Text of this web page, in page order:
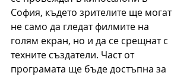
София, където зрителите ще могат
не само да гледат филмите на
голям екран, но и да се срещнат с
техните създатели. Част от
програмата ще бъде достъпна за